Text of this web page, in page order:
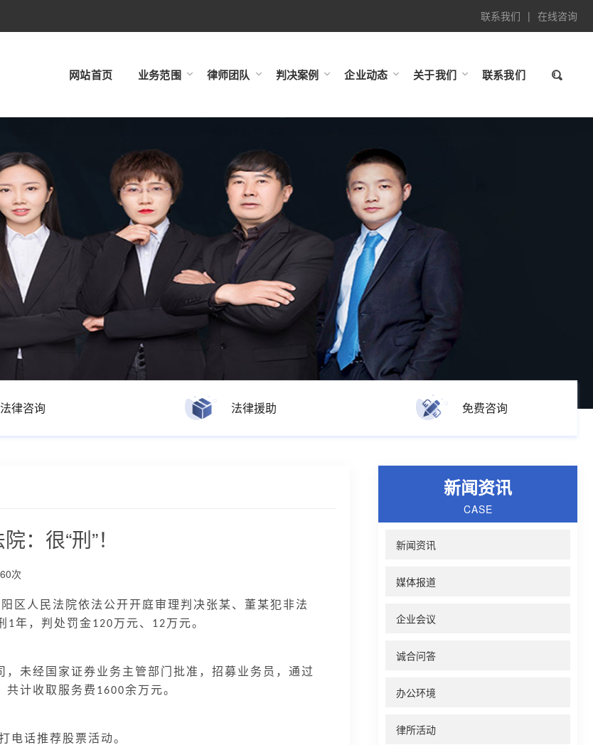
联系我们 | 在线咨询
网站首页 业务范围 律师团队 判决案例 企业动态 关于我们 联系我们
法律咨询 法律援助 免费咨询
：很“刑”！
次
区人民法院依法公开开庭审理判决张某、董某犯非法
1年，判处罚金120万元、 12万元。
未经国家证券业务主管部门批准，招募业务员，通过
共计收取服务费 1600余万元。
电话推荐股票活动。
新闻资讯
CASE
新闻资讯
媒体报道
企业会议
诚合问答
办公环境
律所活动